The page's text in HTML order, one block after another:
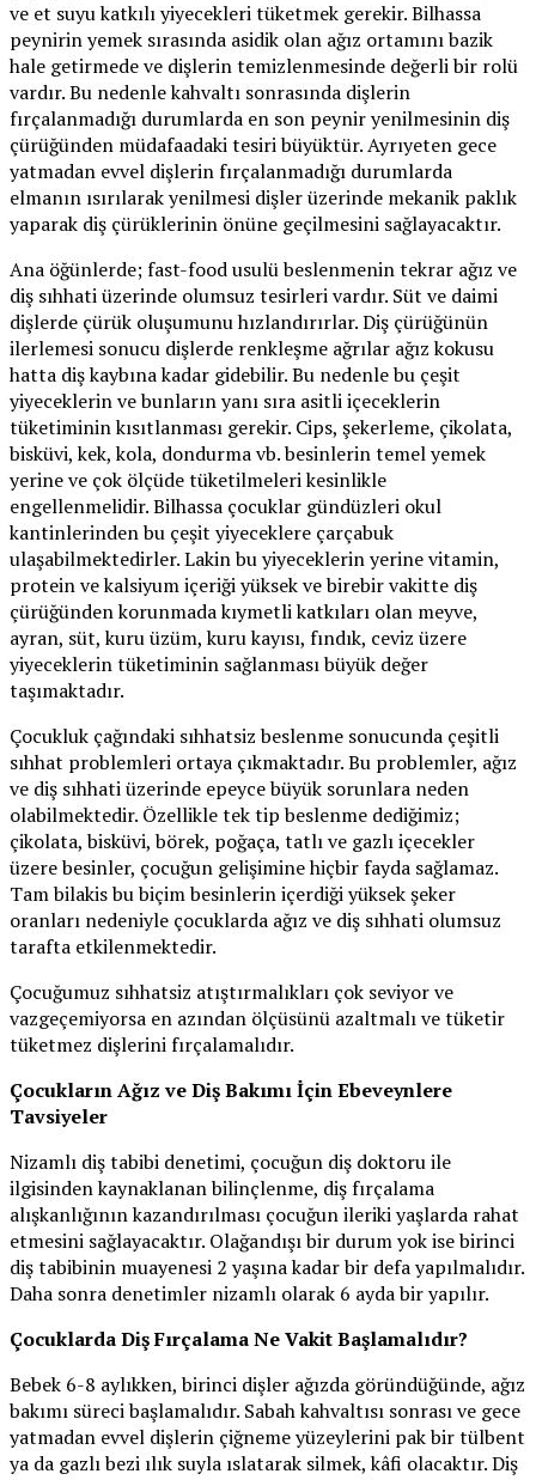
ve et suyu katkılı yiyecekleri tüketmek gerekir. Bilhassa
peynirin yemek sırasında asidik olan ağız ortamını bazik
hale getirmede ve dişlerin temizlenmesinde değerli bir rolü
vardır. Bu nedenle kahvaltı sonrasında dişlerin
fırçalanmadığı durumlarda en son peynir yenilmesinin diş
çürüğünden müdafaadaki tesiri büyüktür. Ayrıyeten gece
yatmadan evvel dişlerin fırçalanmadığı durumlarda
elmanın ısırılarak yenilmesi dişler üzerinde mekanik paklık
yaparak diş çürüklerinin önüne geçilmesini sağlayacaktır.
Ana öğünlerde; fast-food usulü beslenmenin tekrar ağız ve
diş sıhhati üzerinde olumsuz tesirleri vardır. Süt ve daimi
dişlerde çürük oluşumunu hızlandırırlar. Diş çürüğünün
ilerlemesi sonucu dişlerde renkleşme ağrılar ağız kokusu
hatta diş kaybına kadar gidebilir. Bu nedenle bu çeşit
yiyeceklerin ve bunların yanı sıra asitli içeceklerin
tüketiminin kısıtlanması gerekir. Cips, şekerleme, çikolata,
bisküvi, kek, kola, dondurma vb. besinlerin temel yemek
yerine ve çok ölçüde tüketilmeleri kesinlikle
engellenmelidir. Bilhassa çocuklar gündüzleri okul
kantinlerinden bu çeşit yiyeceklere çarçabuk
ulaşabilmektedirler. Lakin bu yiyeceklerin yerine vitamin,
protein ve kalsiyum içeriği yüksek ve birebir vakitte diş
çürüğünden korunmada kıymetli katkıları olan meyve,
ayran, süt, kuru üzüm, kuru kayısı, fındık, ceviz üzere
yiyeceklerin tüketiminin sağlanması büyük değer
taşımaktadır.
Çocukluk çağındaki sıhhatsiz beslenme sonucunda çeşitli
sıhhat problemleri ortaya çıkmaktadır. Bu problemler, ağız
ve diş sıhhati üzerinde epeyce büyük sorunlara neden
olabilmektedir. Özellikle tek tip beslenme dediğimiz;
çikolata, bisküvi, börek, poğaça, tatlı ve gazlı içecekler
üzere besinler, çocuğun gelişimine hiçbir fayda sağlamaz.
Tam bilakis bu biçim besinlerin içerdiği yüksek şeker
oranları nedeniyle çocuklarda ağız ve diş sıhhati olumsuz
tarafta etkilenmektedir.
Çocuğumuz sıhhatsiz atıştırmalıkları çok seviyor ve
vazgeçemiyorsa en azından ölçüsünü azaltmalı ve tüketir
tüketmez dişlerini fırçalamalıdır.
Çocukların Ağız ve Diş Bakımı İçin Ebeveynlere
Tavsiyeler
Nizamlı diş tabibi denetimi, çocuğun diş doktoru ile
ilgisinden kaynaklanan bilinçlenme, diş fırçalama
alışkanlığının kazandırılması çocuğun ileriki yaşlarda rahat
etmesini sağlayacaktır. Olağandışı bir durum yok ise birinci
diş tabibinin muayenesi 2 yaşına kadar bir defa yapılmalıdır.
Daha sonra denetimler nizamlı olarak 6 ayda bir yapılır.
Çocuklarda Diş Fırçalama Ne Vakit Başlamalıdır?
Bebek 6-8 aylıkken, birinci dişler ağızda göründüğünde, ağız
bakımı süreci başlamalıdır. Sabah kahvaltısı sonrası ve gece
yatmadan evvel dişlerin çiğneme yüzeylerini pak bir tülbent
ya da gazlı bezi ılık suyla ıslatarak silmek, kâfi olacaktır. Diş